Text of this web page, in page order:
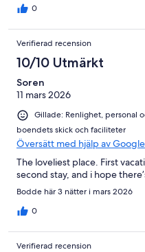
0
Verifierad recension
10/10 Utmärkt
Soren
11 mars 2026
Gillade: Renlighet, personal
boendets skick och faciliteter
Översätt med hjälp av Google
The loveliest place. First
second stay, and i hope
Bodde här 3 nätter i mars 2026
0
Verifierad recension